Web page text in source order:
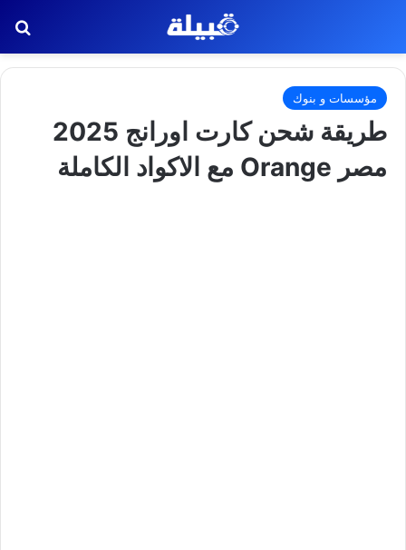
مؤسسات و بنوك
طريقة شحن كارت اورانج 2025
مصر Orange مع الاكواد الكاملة